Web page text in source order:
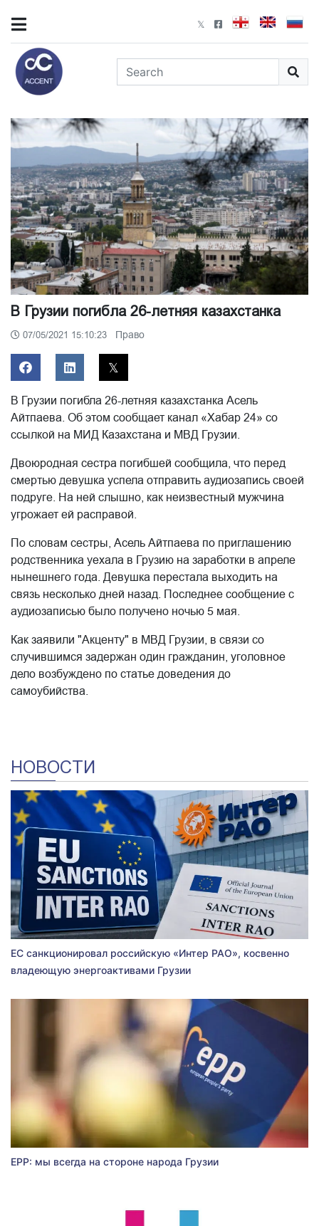
В Грузии погибла 26-летняя казахстанка
07/05/2021 15:10:23 Право
В Грузии погибла 26-летняя казахстанка Асель
Айтпаева. Об этом сообщает канал «Хабар 24» со
ссылкой на МИД Казахстана и МВД Грузии.
Двоюродная сестра погибшей сообщила, что перед
смертью девушка успела отправить аудиозапись своей
подруге. На ней слышно, как неизвестный мужчина
угрожает ей расправой.
По словам сестры, Асель Айтпаева по приглашению
родственника уехала в Грузию на заработки в апреле
нынешнего года. Девушка перестала выходить на
связь несколько дней назад. Последнее сообщение с
аудиозаписью было получено ночью 5 мая.
Как заявили "Акценту" в МВД Грузии, в связи со
случившимся задержан один гражданин, уголовное
дело возбуждено по статье доведения до
самоубийства.
НОВОСТИ
ЕС санкционировал российскую «Интер РАО», косвенно
владеющую энергоактивами Грузии
EPP: мы всегда на стороне народа Грузии